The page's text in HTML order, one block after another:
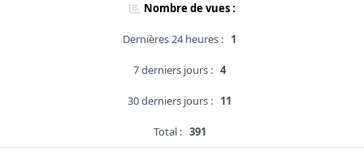
Nombre de vues :
Dernières 24 heures : 1
7 derniers jours : 4
30 derniers jours : 11
Total : 391